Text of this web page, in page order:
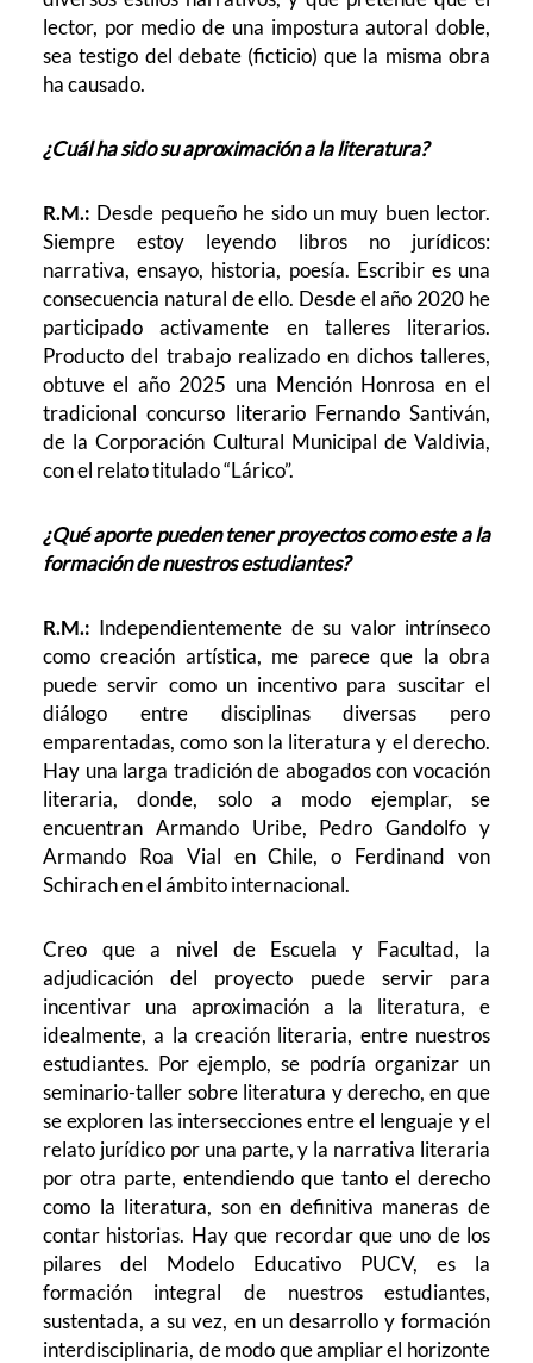
lector, por medio de una impostura autoral doble,
sea testigo del debate (ficticio) que la misma obra
ha causado.
¿Cuál ha sido su aproximación a la literatura?
R.M.: Desde pequeño he sido un muy buen lector.
Siempre estoy leyendo libros no jurídicos:
narrativa, ensayo, historia, poesía. Escribir es una
consecuencia natural de ello. Desde el año 2020 he
participado activamente en talleres literarios.
Producto del trabajo realizado en dichos talleres,
obtuve el año 2025 una Mención Honrosa en el
tradicional concurso literario Fernando Santiván,
de la Corporación Cultural Municipal de Valdivia,
con el relato titulado “Lárico”.
¿Qué aporte pueden tener proyectos como este a la
formación de nuestros estudiantes?
R.M.: Independientemente de su valor intrínseco
como creación artística, me parece que la obra
puede servir como un incentivo para suscitar el
diálogo entre disciplinas diversas pero
emparentadas, como son la literatura y el derecho.
Hay una larga tradición de abogados con vocación
literaria, donde, solo a modo ejemplar, se
encuentran Armando Uribe, Pedro Gandolfo y
Armando Roa Vial en Chile, o Ferdinand von
Schirach en el ámbito internacional.
Creo que a nivel de Escuela y Facultad, la
adjudicación del proyecto puede servir para
incentivar una aproximación a la literatura, e
idealmente, a la creación literaria, entre nuestros
estudiantes. Por ejemplo, se podría organizar un
seminario-taller sobre literatura y derecho, en que
se exploren las intersecciones entre el lenguaje y el
relato jurídico por una parte, y la narrativa literaria
por otra parte, entendiendo que tanto el derecho
como la literatura, son en definitiva maneras de
contar historias. Hay que recordar que uno de los
pilares del Modelo Educativo PUCV, es la
formación integral de nuestros estudiantes,
sustentada, a su vez, en un desarrollo y formación
interdisciplinaria, de modo que ampliar el horizonte